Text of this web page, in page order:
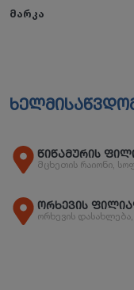
მარკა
წიწამურის
მცხეთის რაიონი,
ორხევის
ორხევის